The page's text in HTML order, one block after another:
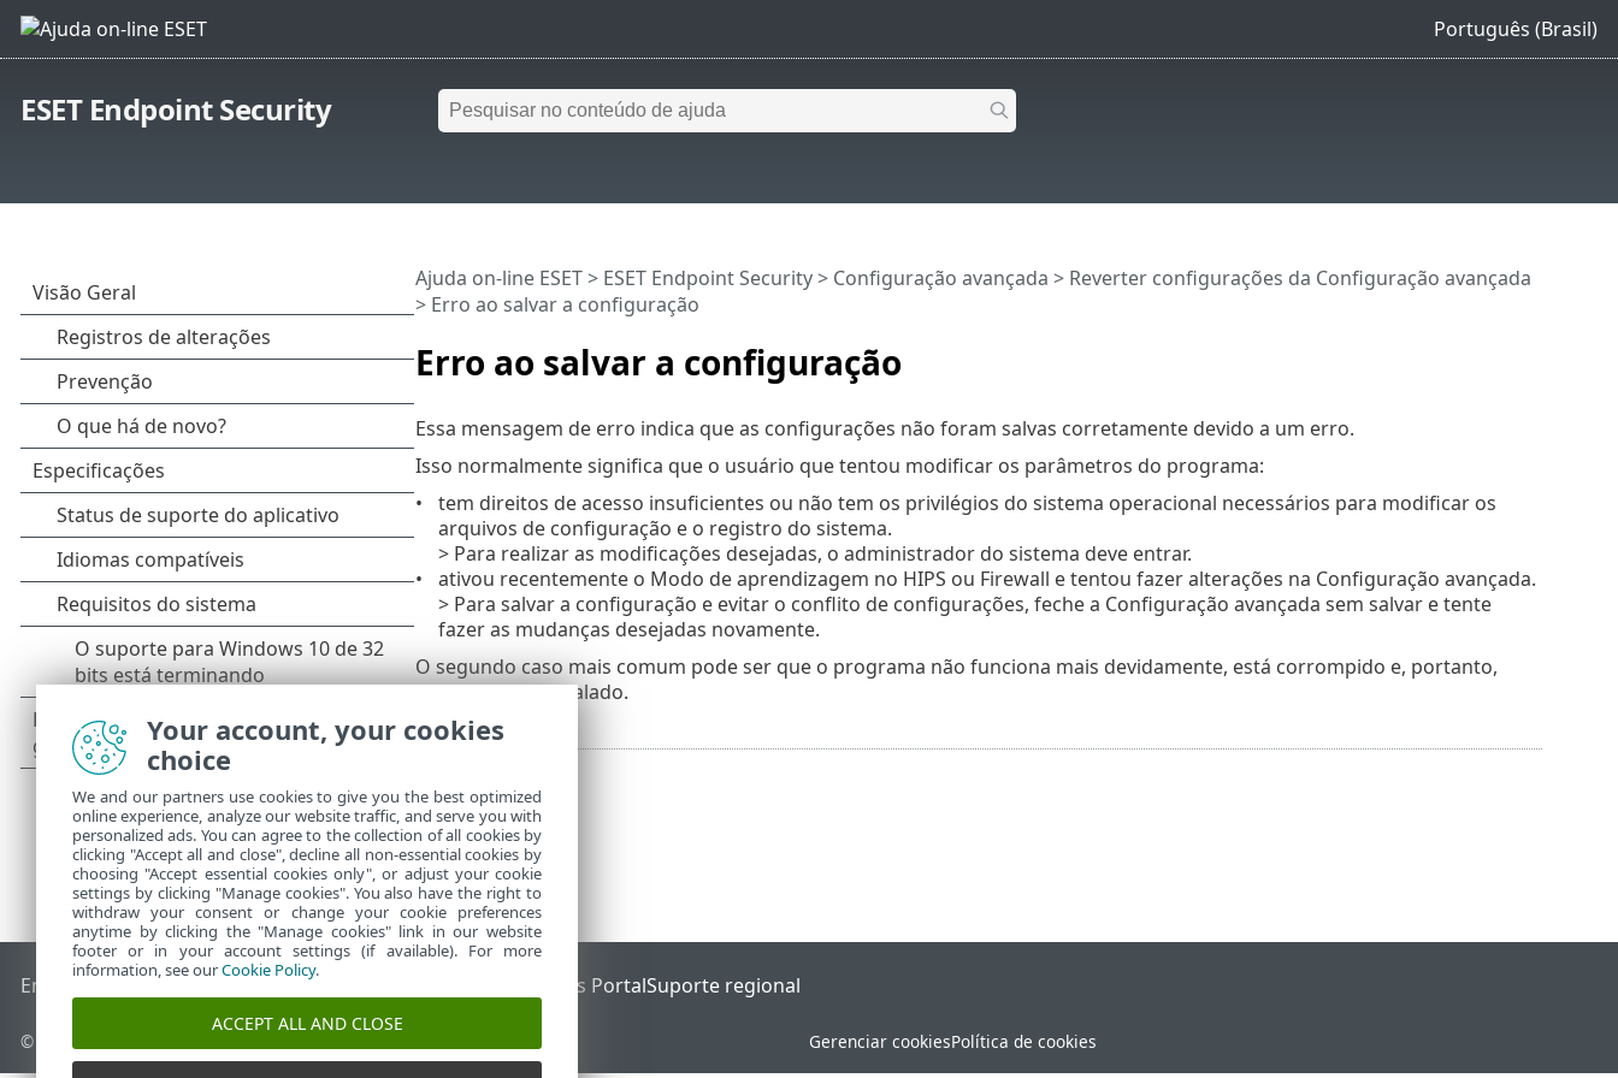
Português (Brasil)
ESET Endpoint Security
Erro ao salvar a configuração
Ajuda on-line ESET> ESET Endpoint Security> Configuração avançada > Reverter configurações da Configuração avançada
> Erro ao salvar a configuração
Essa mensagem de erro indica que as configurações não foram salvas corretamente devido a um erro.
Isso normalmente significa que o usuário que tentou modificar os parâmetros do programa:
tem direitos de acesso insuficientes ou não tem os privilégios do sistema operacional necessários para modificar os
arquivos de configuração e o registro do sistema.
> Para realizar as modificações desejadas, o administrador do sistema deve entrar.
ativou recentemente o Modo de aprendizagem no HIPS ou Firewall e tentou fazer alterações na Configuração avançada.
> Para salvar a configuração e evitar o conflito de configurações, feche a Configuração avançada sem salvar e tente
fazer as mudanças desejadas novamente.
O segundo caso mais comum pode ser que o programa não funciona mais devidamente, está corrompido e, portanto,
precisa ser reinstalado.
End of Life Base de conhecimento ESET ESET Status PortalSuporte regional
© 1992 - 2026 ESET, spol. s r.o. - Todos os direitos reservados. Gerenciar cookiesPolítica de cookies
Your account, your cookies
choice
We and our partners use cookies to give you the best optimized
online experience, analyze our website traffic, and serve you with
personalized ads. You can agree to the collection of all cookies by
clicking "Accept all and close", decline all non-essential cookies by
choosing "Accept essential cookies only", or adjust your cookie
settings by clicking "Manage cookies". You also have the right to
withdraw your consent or change your cookie preferences
anytime by clicking the "Manage cookies" link in our website
footer or in your account settings (if available). For more
information, see ourCookie Policy.
ACCEPT ALL AND CLOSE